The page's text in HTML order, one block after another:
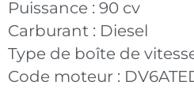
Puissance : 90 cv
Carburant : Diesel
Type de boîte de
Code moteur :